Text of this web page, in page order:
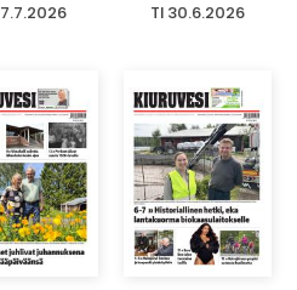
TI 30.6.2026